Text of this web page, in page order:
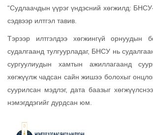
“Судлаачдын үүрэг үндэсний хөгжилд:
сэдвээр илтгэл тавив.
Тэрээр илтгэлдээ хөгжингүй орнуудын
судалгаанд тулгуурладаг, БНСУ нь
сургуулиудын хамтын ажиллагаанд
хөгжүүлж чадсан сайн жишээ болохыг
суурилсан мэдлэг, дата баазыг
нэмэгддэгийг дурдсан юм.